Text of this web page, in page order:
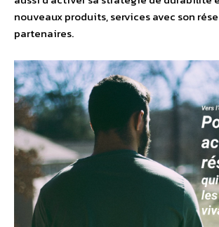
nouveaux produits, services avec son
partenaires.